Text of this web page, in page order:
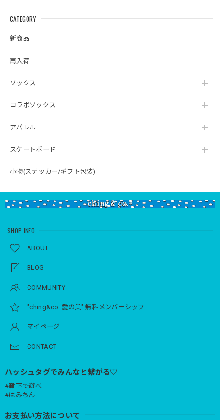
CATEGORY
新商品
再入荷
ソックス
コラボソックス
アパレル
スケートボード
小物(ステッカー/ギフト包装)
SHOP INFO
ABOUT
BLOG
COMMUNITY
"ching&co. 愛の巣" 無料メンバーシップ
マイページ
CONTACT
ハッシュタグでみんなと繋がる♡
#靴下で遊べ
#はみちん
お支払い方法について